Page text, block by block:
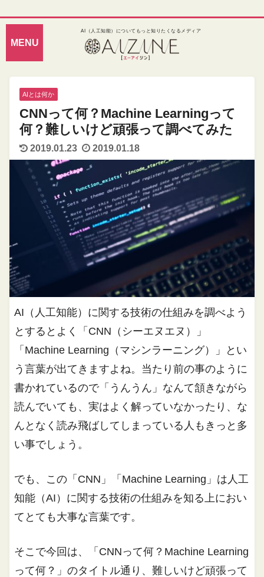
AI（人工知能）についてもっと知りたくなるメディア
AIとは何か
CNNって何？Machine Learningって
何？難しいけど頑張って調べてみた
2019.01.23 2019.01.18
AI（人工知能）に関する技術の仕組みを調べよう
とするとよく「CNN（シーエヌエヌ）」
「Machine Learning（マシンラーニング）」とい
う言葉が出てきますよね。当たり前の事のように
書かれているので「うんうん」なんて頷きながら
読んでいても、実はよく解っていなかったり、な
んとなく読み飛ばしてしまっている人もきっと多
い事でしょう。
でも、この「CNN」「Machine Learning」は人工
知能（AI）に関する技術の仕組みを知る上におい
てとても大事な言葉です。
そこで今回は、「CNNって何？Machine Learning
って何？」のタイトル通り、難しいけど頑張って